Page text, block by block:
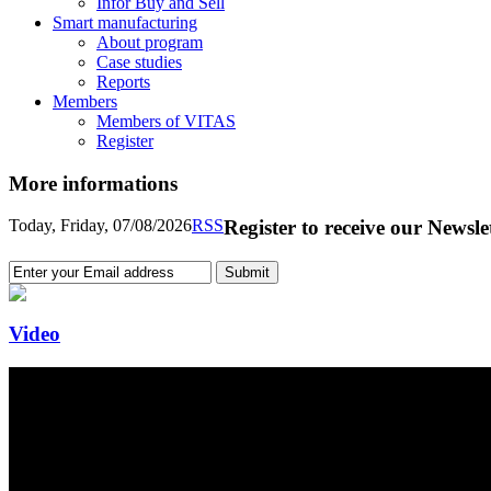
Smart manufacturing
About program
Case studies
Reports
Members
Members of VITAS
Register
More informations
Today, Friday, 07/08/2026RSSRegister to receive our
Video